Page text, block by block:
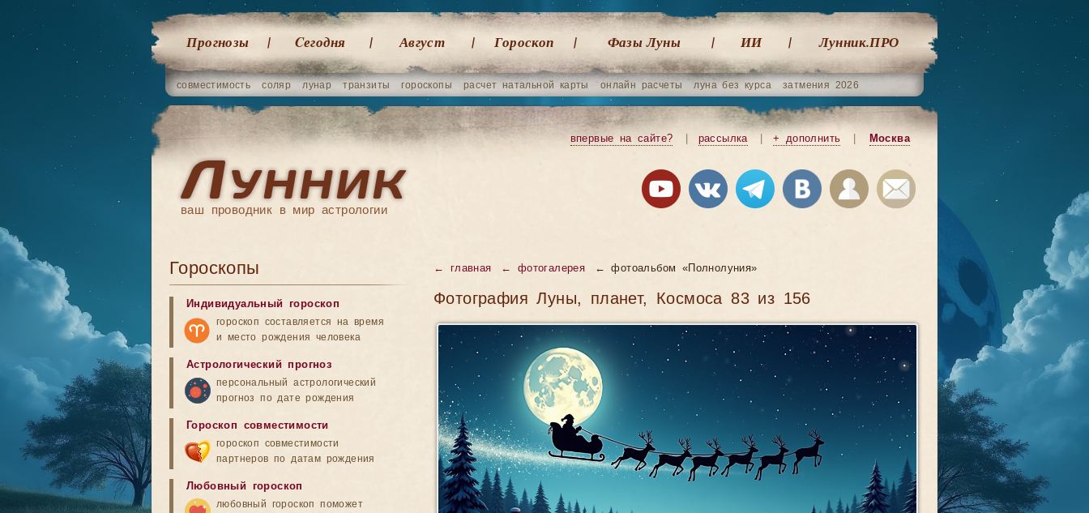
Прогнозы Cегодня Август Гороскоп Фазы Луны ИИ Лунник.ПРО
совместимость соляр лунар транзиты гороскопы расчет натальной карты онлайн расчеты луна без курса затмения 2026
ваш проводник в мир астрологии
впервые на сайте? рассылка + дополнить Москва
← главная ← фотогалерея ← фотоальбом «Полнолуния»
Фотография Луны, планет, Космоса 83 из 156
Гороскопы
Индивидуальный гороскоп
гороскоп составляется на время
и место рождения человека
Астрологический прогноз
персональный астрологический
прогноз по дате рождения
Гороскоп совместимости
гороскоп совместимости
партнеров по датам рождения
Любовный гороскоп
любовный гороскоп поможет